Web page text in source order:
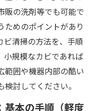
販の洗剤等でも可能で
ためのポイントがあり
ビ清掃の方法を、手順
小規模なカビであれば
範囲や機器内部の酷い
討してください。
本の手順（軽度